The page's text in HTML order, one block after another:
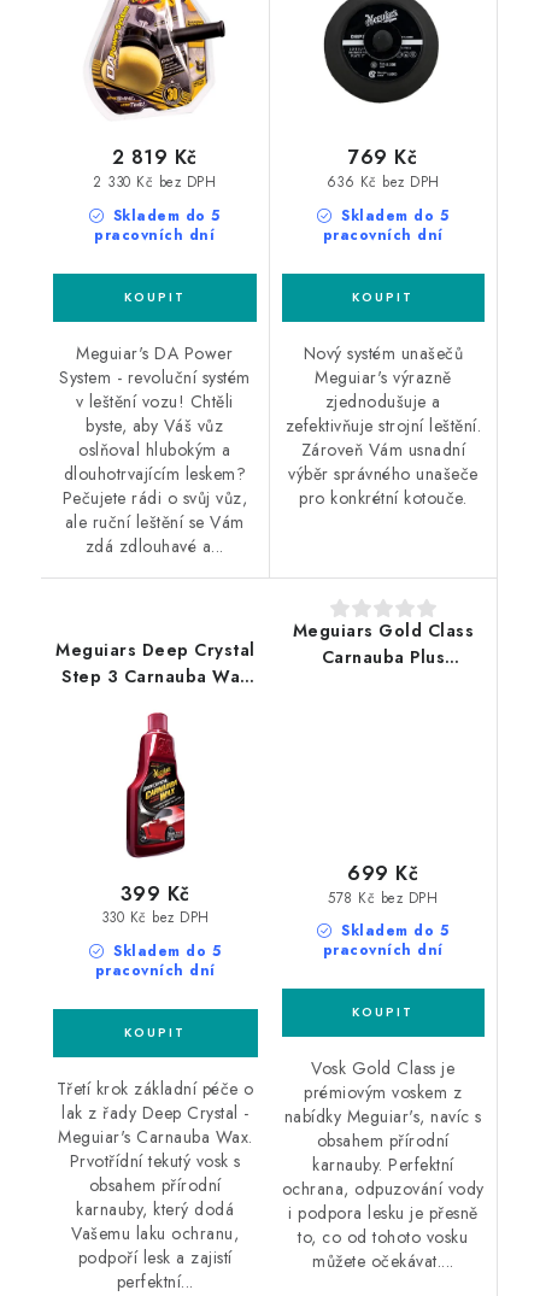
Skladem do 5
pracovních dní
2 330 Kč bez DPH
2 819 Kč
Meguiar's DA Power
System - revoluční systém
v leštění vozu! Chtěli
byste, aby Váš vůz
oslňoval hlubokým a
dlouhotrvajícím leskem?
Pečujete rádi o svůj vůz,
ale ruční leštění se Vám
zdá zdlouhavé a...
Skladem do 5
pracovních dní
636 Kč bez DPH
769 Kč
Nový systém unašečů
Meguiar's výrazně
zjednodušuje a
zefektivňuje strojní leštění.
Zároveň Vám usnadní
výběr správného unašeče
pro konkrétní kotouče.
Meguiars Deep Crystal
Step 3 Carnauba Wax
přírodní karnaubou
Skladem do 5
pracovních dní
330 Kč bez DPH
399 Kč
Třetí krok základní péče o
lak z řady Deep Crystal -
Meguiar's Carnauba Wax.
Prvotřídní tekutý vosk s
obsahem přírodní
karnauby, který dodá
Vašemu laku ochranu,
podpoří lesk a zajistí
perfektní...
Meguiars Gold Class
Carnauba Plus
Skladem do 5
pracovních dní
578 Kč bez DPH
699 Kč
Vosk Gold Class je
prémiovým voskem z
nabídky Meguiar's, navíc s
obsahem přírodní
karnauby. Perfektní
ochrana, odpuzování vody
i podpora lesku je přesně
to, co od tohoto vosku
můžete očekávat....